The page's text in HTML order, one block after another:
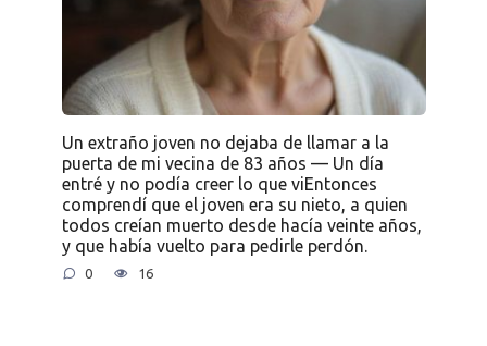
Un extraño joven no dejaba de llamar a la
puerta de mi vecina de 83 años — Un día
entré y no podía creer lo que viEntonces
comprendí que el joven era su nieto, a quien
todos creían muerto desde hacía veinte años,
y que había vuelto para pedirle perdón.
0 16